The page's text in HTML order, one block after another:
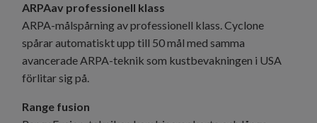
ARPAav professionell klass
ARPA-målspårning av professionell klass. Cyclone
spårar automatiskt upp till 50 mål med samma
avancerade ARPA-teknik som kustbevakningen i USA
förlitar sig på.
Range fusion